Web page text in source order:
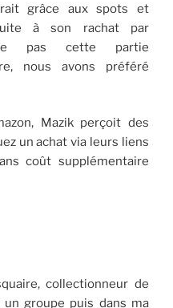
grâce aux spots et
à son rachat par
pas cette partie
nous avons préféré
Mazik perçoit des
un achat via leurs liens
coût supplémentaire
collectionneur de
groupe puis dans ma